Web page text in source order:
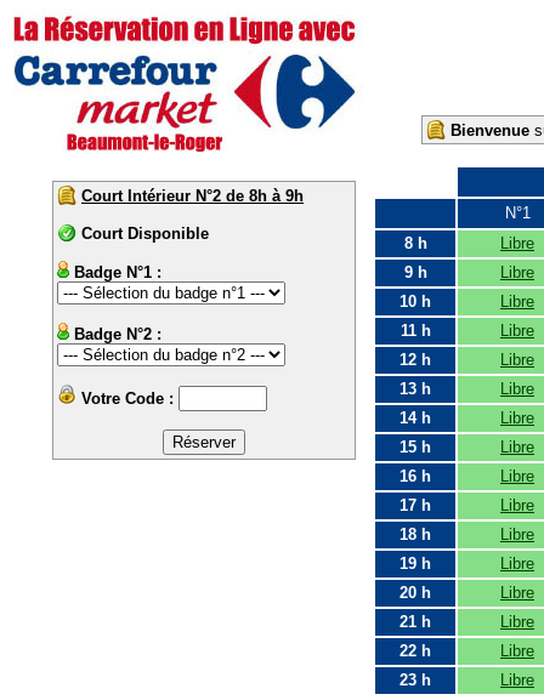
Bienvenue
Court Intérieur N°2 de 8h à 9h
Court Disponible
Badge N°1 :
Badge N°2 :
Votre Code :
N°1
8 h
Libre
9 h
Libre
10 h
Libre
11 h
Libre
12 h
Libre
13 h
Libre
14 h
Libre
15 h
Libre
16 h
Libre
17 h
Libre
18 h
Libre
19 h
Libre
20 h
Libre
21 h
Libre
22 h
Libre
23 h
Libre